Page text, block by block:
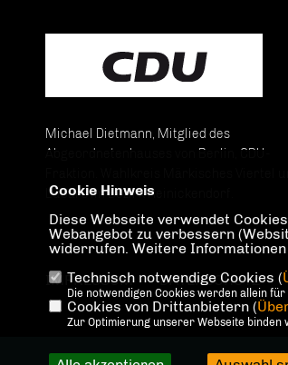
Michael Dietmann, Mitglied des
Abgeordnetenhauses von Berlin, CDU-
Lübars im Bezirk Reinickendorf.
IMPRESSUM DATENSCHUTZ
Cookie Hinweis
Diese Webseite verwendet
Webangebot zu verbessern
widerrufen. Weitere
Technisch notwendige Cookies (
Die notwendigen Cookies werden allein
Cookies von Drittanbietern (
Zur Optimierung unserer Webseite